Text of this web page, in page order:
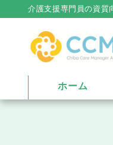
介護⽀援専⾨員の資質
ホーム